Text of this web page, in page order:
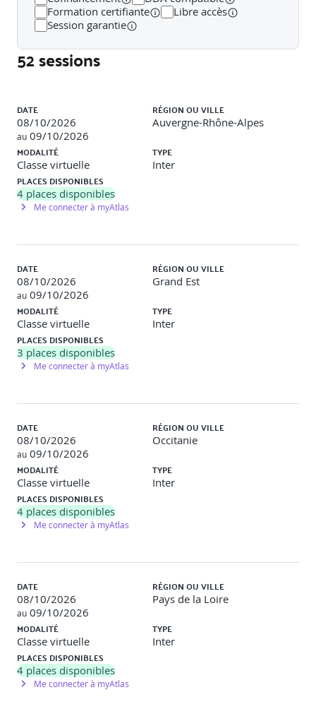
Être en mesure de prévoir les comportements à venir
Savoir vérifier l'adéquation à un modèle
Rappels des fondamentaux de la statistique
descriptive
Démarche et modélisation d'une analyse statistique
Paramètre de position et de dispersion
Tests et intervalle de confiance
Panorama des outils
Modalités d'évaluation
Le formateur évalue la progression pédagogique du
participant tout au long de la formation au moyen de
QCM, mises en situation, travaux pratiques…
Programme détaillé de la formation :
Rappels des fondamentaux de la statistique
descriptive
Définition de la statistique descriptive.
Analyse d'une population.
Méthodes d'échantillonnage.
Variables qualitatives et quantitatives.
Effectifs et calcul des fréquences.
Effectifs cumulés croissants et décroissants.
et quantitatives.
Etude de cas
Application pratique sur excel d'analyses statistiques et
interprétation
Démarche et modélisation d'une analyse
Formation certifiante
Libre accès
Session garantie
52 sessions
DATE
08/10/2026
au 09/10/2026
RÉGION OU VILLE
Auvergne-Rhône-Alpes
MODALITÉ
Classe virtuelle
TYPE
Inter
PLACES DISPONIBLES
4 places disponibles
Me connecter à myAtlas
DATE
08/10/2026
au 09/10/2026
RÉGION OU VILLE
Grand Est
MODALITÉ
Classe virtuelle
TYPE
Inter
PLACES DISPONIBLES
3 places disponibles
Me connecter à myAtlas
DATE
08/10/2026
au 09/10/2026
RÉGION OU VILLE
Occitanie
MODALITÉ
Classe virtuelle
TYPE
Inter
PLACES DISPONIBLES
4 places disponibles
Me connecter à myAtlas
DATE
08/10/2026
au 09/10/2026
RÉGION OU VILLE
Pays de la Loire
MODALITÉ
Classe virtuelle
TYPE
Inter
PLACES DISPONIBLES
4 places disponibles
Me connecter à myAtlas